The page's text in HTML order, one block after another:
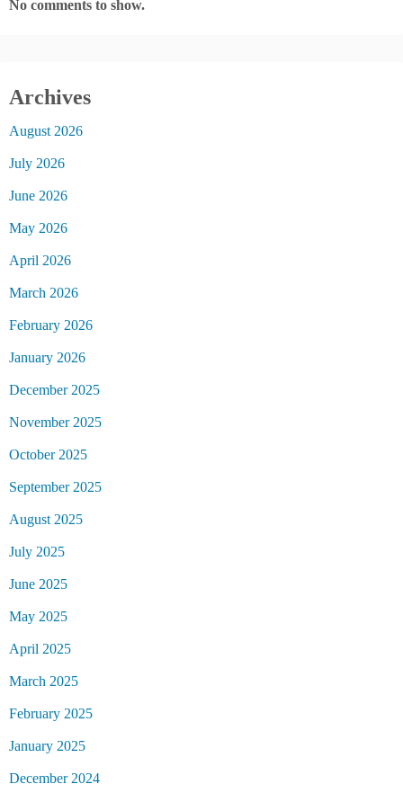
No comments to show.
Archives
August 2026
July 2026
June 2026
May 2026
April 2026
March 2026
February 2026
January 2026
December 2025
November 2025
October 2025
September 2025
August 2025
July 2025
June 2025
May 2025
April 2025
March 2025
February 2025
January 2025
December 2024